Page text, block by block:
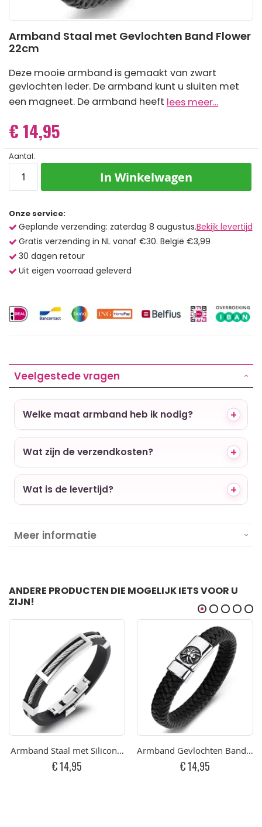
naar
het
van
de
afbeeldingen-
gallerij
Armband Staal met Gevlochten Band Flower
22cm
Deze mooie armband is gemaakt van zwart
gevlochten leder. De armband kunt u sluiten met
een magneet. De armband heeft lees meer...
€ 14,95
Aantal:
In Winkelwagen
Onze service:
Geplande verzending: zaterdag 8 augustus.Bekijk levertijd
Gratis verzending in NL vanaf €30. België €3,99
30 dagen retour
Uit eigen voorraad geleverd
Veelgestede vragen
Welke maat armband heb ik nodig?
Wat zijn de verzendkosten?
Wat is de levertijd?
Meer informatie
ANDERE PRODUCTEN DIE MOGELIJK IETS VOOR U
ZIJN!
Armband Staal met Siliconen Band 20cm
€ 14,95
Armband Gevlochten Band
€ 14,95